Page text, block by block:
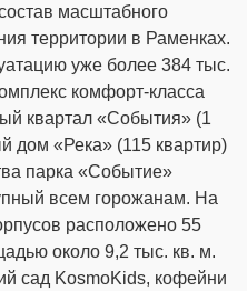
масштабного
территории в Раменках.
уже более 384 тыс.
комфорт-класса
квартал «События» (1
дом «Река» (115 квартир)
парка «Событие»
всем горожанам. На
расположено 55
около 9,2 тыс. кв. м.
сад KosmoKids, кофейни